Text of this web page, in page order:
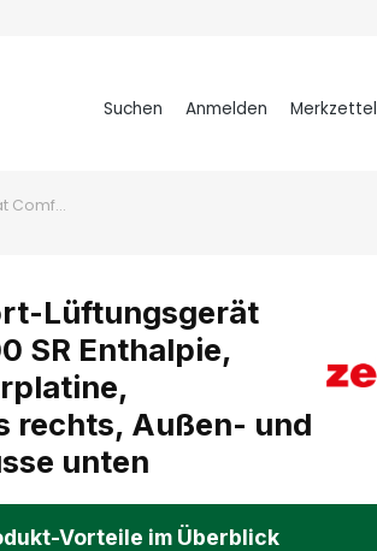
Suchen Anmelden Merkzettel
Zehnder Komfort-Lüftungsgerät ComfoAir Fit 100 SR Enthalpie, Feuchte-Sensorplatine, Zuluftanschluss rechts, Außen- und Fortluftanschlüsse unten
Lüftungsgerät
SR Enthalpie,
rechts, Außen- und
unten
Vorteile im Überblick